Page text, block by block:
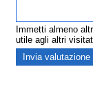
Immetti almeno
utile agli altri